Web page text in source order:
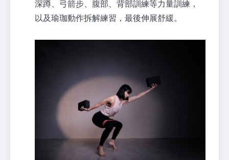
深蹲、弓箭步、腹部、背部訓練等力量訓練，
以及瑜珈動作拆解練習，最後伸展舒緩。